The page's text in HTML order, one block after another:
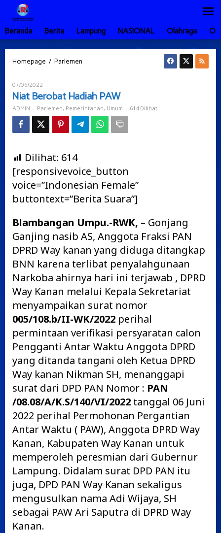
Lewati
konten
Beranda
Berita Lampung NASIONAL Olahraga
Homepage / Parlemen
07/06/2022
ADMIN
Niat Berobat Hadiah PAW
ADMIN - Parlemen, Pemerintahan, Umum - 614 Dilihat
Dilihat: 614
[responsivevoice_button
voice=”Indonesian Female”
buttontext=”Berita Suara”]
Blambangan Umpu.-RWK, – Gonjang
Ganjing nasib AS, Anggota Fraksi PAN
DPRD Way kanan yang diduga ditangkap
BNN karena terlibat penyalahgunaan
Narkoba ahirnya hari ini terjawab , DPRD
Way Kanan melalui Kepala Sekretariat
menyampaikan surat nomor
005/108.b/II-WK/2022 perihal
permintaan verifikasi persyaratan calon
Pengganti Antar Waktu Anggota DPRD
yang ditanda tangani oleh Ketua DPRD
Way kanan Nikman SH, menanggapi
surat dari DPD PAN Nomor : PAN
/08.08/A/K.S/140/VI/2022 tanggal 06 Juni
2022 perihal Permohonan Pergantian
Antar Waktu ( PAW), Anggota DPRD Way
Kanan, Kabupaten Way Kanan untuk
memperoleh peresmian dari Gubernur
Lampung. Didalam surat DPD PAN itu
juga, DPD PAN Way Kanan sekaligus
mengusulkan nama Adi Wijaya, SH
sebagai PAW Ari Saputra di DPRD Way
Kanan.